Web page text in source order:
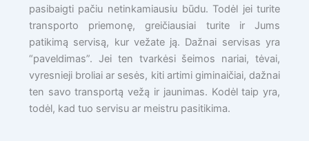
pasibaigti pačiu netinkamiausiu būdu. Todėl jei turite
transporto priemonę, greičiausiai turite ir Jums
patikimą servisą, kur vežate ją. Dažnai servisas yra
“paveldimas”. Jei ten tvarkėsi šeimos nariai, tėvai,
vyresnieji broliai ar sesės, kiti artimi giminaičiai, dažnai
ten savo transportą vežą ir jaunimas. Kodėl taip yra,
todėl, kad tuo servisu ar meistru pasitikima.